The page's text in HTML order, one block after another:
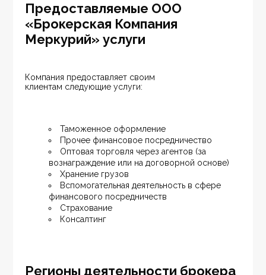
Предоставляемые ООО
«Брокерская Компания
Меркурий» услуги
Компания предоставляет своим
клиентам следующие услуги:
Таможенное оформление
Прочее финансовое посредничество
Оптовая торговля через агентов (за
вознаграждение или на договорной основе)
Хранение грузов
Вспомогательная деятельность в сфере
финансового посредничеств
Страхование
Консалтинг
Регионы деятельности брокера